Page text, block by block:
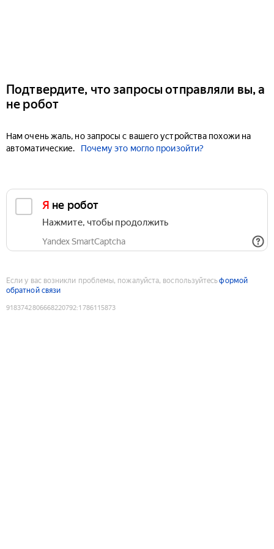
Подтвердите, что запросы отправляли вы, а
не робот
Нам очень жаль, но запросы с вашего устройства похожи на
автоматические.
Почему это могло произойти?
Я не робот
Нажмите, чтобы продолжить
Yandex SmartCaptcha
Если у вас возникли проблемы, пожалуйста, воспользуйтесьформой
обратной связи
9183742806668220792:1786115873